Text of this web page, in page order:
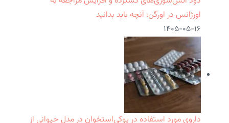
اورژانس در اورگن: آنچه باید بدانید
۱۴۰۵-۰۵-۱۶
داروی مورد استفاده در پوکی‌استخوان در مدل حیوانی از